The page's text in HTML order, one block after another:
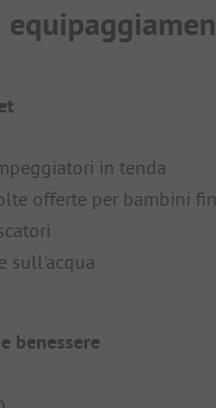
in tenda
offerte per bambini
sull'acqua
benessere